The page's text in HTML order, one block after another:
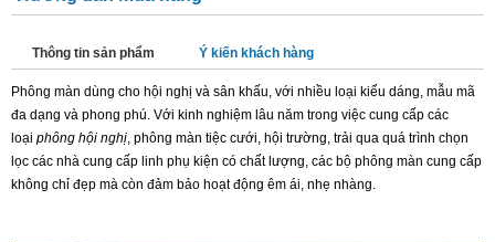
Thông tin sản phẩm Ý kiến khách hàng
Phông màn dùng cho hội nghị và sân khấu, với nhiều loại kiểu dáng, mẫu mã
đa dạng và phong phú. Với kinh nghiệm lâu năm trong việc cung cấp các
loại phông hội nghị, phông màn tiệc cưới, hội trường, trải qua quá trình chọn
lọc các nhà cung cấp linh phụ kiện có chất lượng, các bộ phông màn cung cấp
không chỉ đẹp mà còn đảm bảo hoạt động êm ái, nhẹ nhàng.